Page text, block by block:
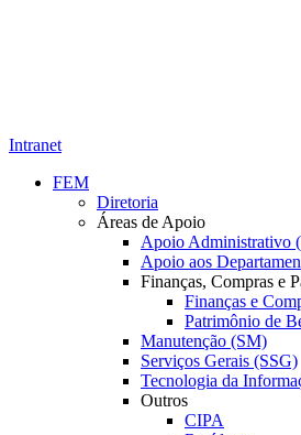
Intranet
FEM
Diretoria
Áreas de Apoio
Apoio Administrativo
Apoio aos
Finanças, Compras e
Finanças e
Patrimônio de
Manutenção (SM)
Serviços Gerais (SSG)
Tecnologia da
Outros
CIPA